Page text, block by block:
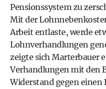
Pensionssystem zu
Mit der
Arbeit entlaste, werde
Lohnverhandlungen
zeigte sich Marterbauer
Verhandlungen mit den
Widerstand gegen einen